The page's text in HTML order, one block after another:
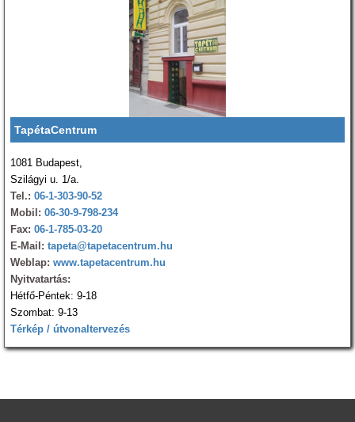
TapétaCentrum
1081 Budapest,
Szilágyi u. 1/a.
Tel.: 06-1-303-90-52
Mobil: 06-30-9-798-234
Fax: 06-1-785-03-20
E-Mail: tapeta@tapetacentrum.hu
Weblap: www.tapetacentrum.hu
Nyitvatartás:
Hétfő-Péntek: 9-18
Szombat: 9-13
Térkép / útvonaltervezés